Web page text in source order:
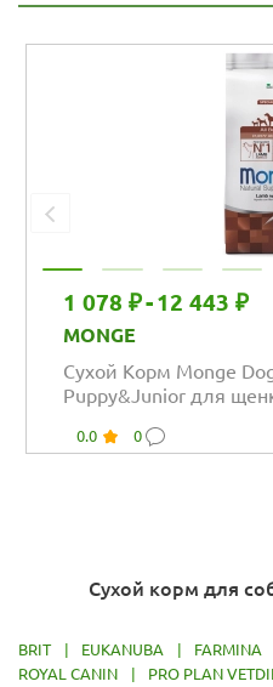
1 078 ₽-12 443 ₽
MONGE
Сухой Корм Monge
Puppy&Junior для
0.0 0
Сухой корм для
BRIT | EUKANUBA | FARMINA
ROYAL CANIN
| PRO PLAN